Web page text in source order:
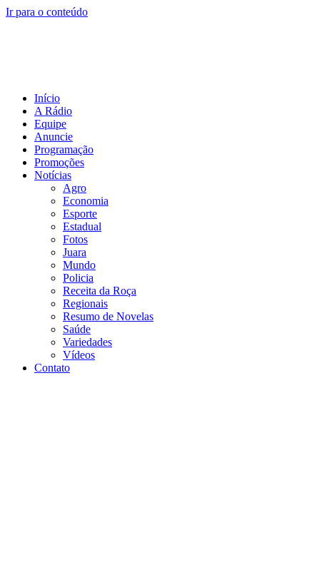
Ir para o conteúdo
Início
A Rádio
Equipe
Anuncie
Programação
Promoções
Notícias
Agro
Economia
Esporte
Estadual
Fotos
Juara
Mundo
Policia
Receita da Roça
Regionais
Resumo de Novelas
Saúde
Variedades
Vídeos
Contato